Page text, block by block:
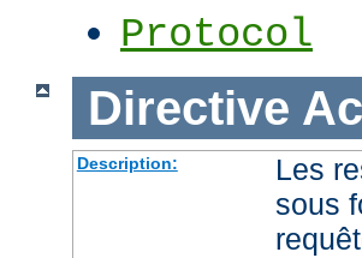
Protocol
Directive
Description:
Les
sous